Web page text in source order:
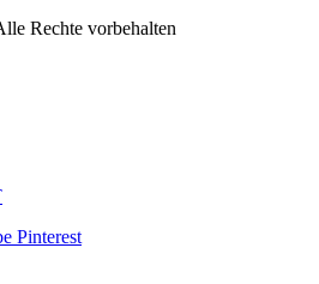
Rechte vorbehalten
Pinterest